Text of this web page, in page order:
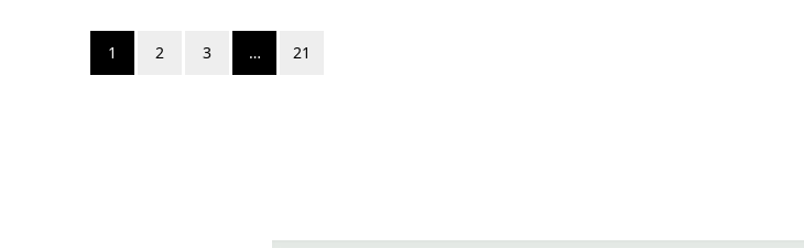
1 2 3 … 21